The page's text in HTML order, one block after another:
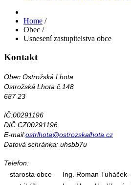
Home /
Obec /
Usnesení zastupitelstva obce
Kontakt
Obec Ostrožská Lhota
Ostrožská Lhota č.148
687 23
IČ:00291196
DIČ:CZ00291196
E-mail:ostrlhota@ostrozskalhota.cz
Datová schránka: uhsbb7u
Telefon:
starosta obce
Ing. Roman Tuháček